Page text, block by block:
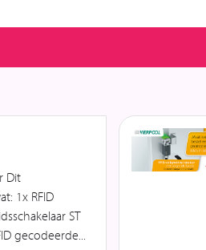
Dit
1x RFID
ST
gecodeerde...